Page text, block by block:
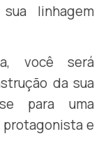
linhagem
você será
da sua
para uma
e